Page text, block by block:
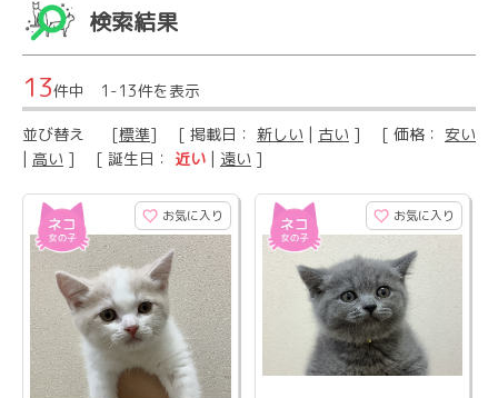
検索結果
13件中 1-13件を表示
並び替え [標準] [ 掲載日： 新しい | 古い ] [ 価格： 安い
| 高い ] [ 誕生日： 近い | 遠い ]
お気に入り お気に入り